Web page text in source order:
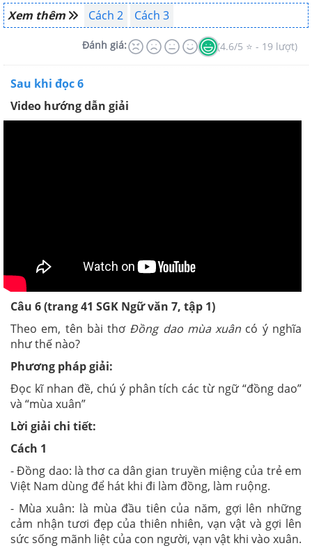
Xem thêm Cách 2 Cách 3
Đánh giá: (4.6/5 ⭐ - 19 lượt)
Sau khi đọc 6
Video hướng dẫn giải
Câu 6 (trang 41 SGK Ngữ văn 7, tập 1)
Theo em, tên bài thơ Đồng dao mùa xuân có ý nghĩa
như thế nào?
Phương pháp giải:
Đọc kĩ nhan đề, chú ý phân tích các từ ngữ “đồng dao”
và “mùa xuân”
Lời giải chi tiết:
Cách 1
- Đồng dao: là thơ ca dân gian truyền miệng của trẻ em
Việt Nam dùng để hát khi đi làm đồng, làm ruộng.
- Mùa xuân: là mùa đầu tiên của năm, gợi lên những
cảm nhận tươi đẹp của thiên nhiên, vạn vật và gợi lên
sức sống mãnh liệt của con người, vạn vật khi vào xuân.